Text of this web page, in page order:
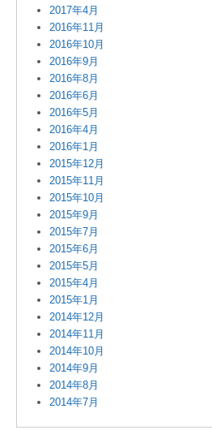
2017年4月
2016年11月
2016年10月
2016年9月
2016年8月
2016年6月
2016年5月
2016年4月
2016年1月
2015年12月
2015年11月
2015年10月
2015年9月
2015年7月
2015年6月
2015年5月
2015年4月
2015年1月
2014年12月
2014年11月
2014年10月
2014年9月
2014年8月
2014年7月